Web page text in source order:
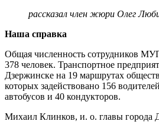
рассказал член жюри Олег
Наша справка
Общая численность сотрудников
378 человек. Транспортное
Дзержинске на 19 маршрутах
которых задействовано 156
автобусов и 40 кондукторов.
Михаил Клинков, и. о. главы города